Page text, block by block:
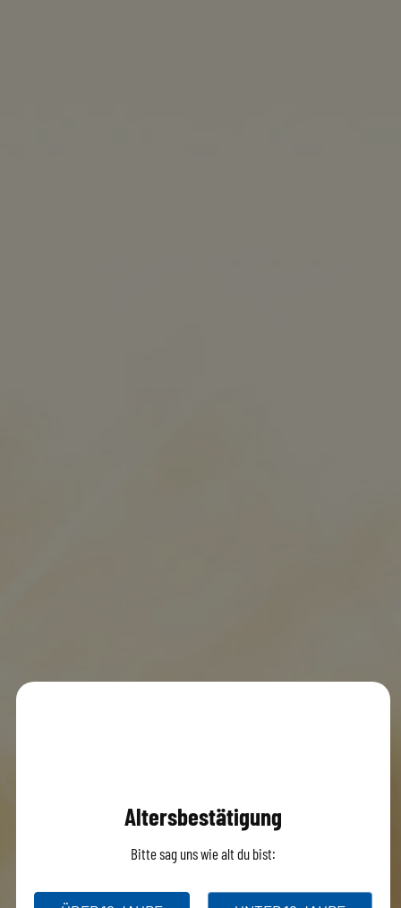
Altersbestätigung
Bitte sag uns wie alt du bist: